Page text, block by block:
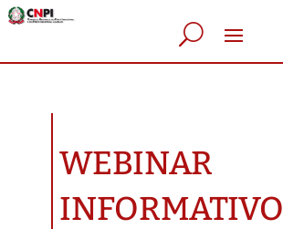
WEBINAR
INFORMATIVO